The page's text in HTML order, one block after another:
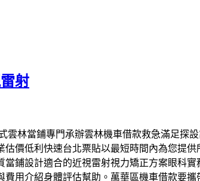
射
林當鋪專門承辦雲林機車借款救急滿足探
價低利快速台北票貼以最短時間內為您提
鋪設計適合的近視雷射視力矯正方案眼科
用介紹身體評估幫助。萬華區機車借款要